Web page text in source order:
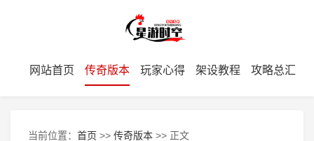
网站首页 传奇版本 玩家心得 架设教程 攻略总汇
当前位置： 首页 >> 传奇版本 >> 正文